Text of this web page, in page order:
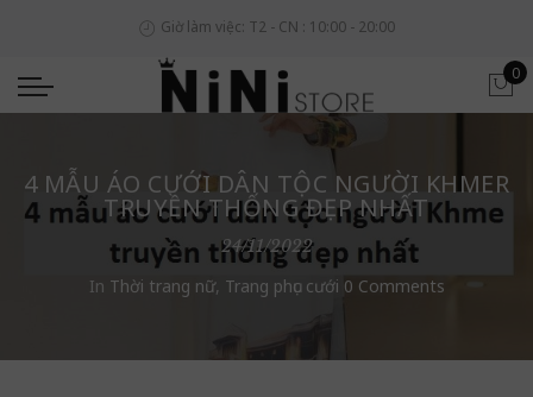
Giờ làm việc: T2 - CN : 10:00 - 20:00
0
4 MẪU ÁO CƯỚI DÂN TỘC NGƯỜI KHMER
TRUYỀN THỐNG ĐẸP NHẤT
24/11/2022
In Thời trang nữ, Trang phục cưới 0 Comments